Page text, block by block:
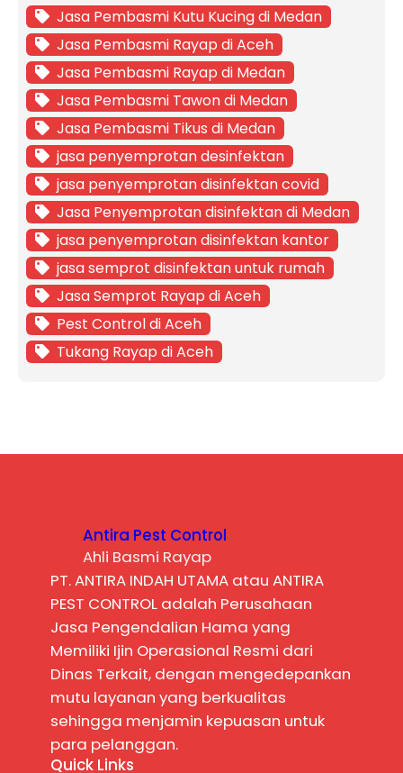
Jasa Pembasmi Kutu Kucing di Medan
Jasa Pembasmi Rayap di Aceh
Jasa Pembasmi Rayap di Medan
Jasa Pembasmi Tawon di Medan
Jasa Pembasmi Tikus di Medan
jasa penyemprotan desinfektan
jasa penyemprotan disinfektan covid
Jasa Penyemprotan disinfektan di Medan
jasa penyemprotan disinfektan kantor
jasa semprot disinfektan untuk rumah
Jasa Semprot Rayap di Aceh
Pest Control di Aceh
Tukang Rayap di Aceh
Antira Pest Control
Ahli Basmi Rayap
PT. ANTIRA INDAH UTAMA atau ANTIRA
PEST CONTROL adalah Perusahaan
Jasa Pengendalian Hama yang
Memiliki Ijin Operasional Resmi dari
Dinas Terkait, dengan mengedepankan
mutu layanan yang berkualitas
sehingga menjamin kepuasan untuk
para pelanggan.
Quick Links